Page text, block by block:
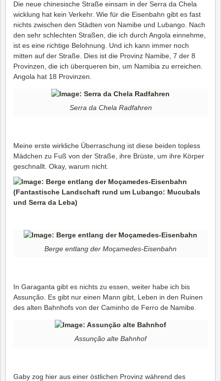
Die neue chinesische Straße einsam in der Serra da Chela
wicklung hat kein Verkehr. Wie für die Eisenbahn gibt es fast
nichts zwischen den Städten von Namibe und Lubango. Nach
den sehr schlechten Straßen, die ich durch Angola einnehme,
ist es eine richtige Belohnung. Und ich kann immer noch
mitten auf der Straße. Dies ist die Provinz Namibe, 7 der 8
Provinzen, die ich überqueren bin, um Namibia zu erreichen.
Angola hat 18 Provinzen.
Serra da Chela Radfahren
Meine erste wirkliche Überraschung ist diese beiden topless
Mädchen zu Fuß von der Straße, ihre Brüste, um ihre Körper
geschnallt. Okay, warum nicht.
Berge entlang der Moçamedes-Eisenbahn
In Garaganta gibt es nichts zu essen, weiter habe ich bis
Assunção. Es gibt nur einen Mann gibt, Leben in den Ruinen
des alten Bahnhofs von der Caminho de Ferro de Namibe.
Assunção alte Bahnhof
Gaby zog hier aus einer östlichen Provinz während des